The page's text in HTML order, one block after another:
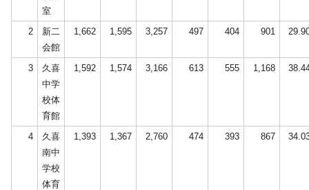
室
2
新二
会館
1,662 1,595 3,257 497 404 901
3
久喜
中学
校体
育館
1,592 1,574 3,166 613 555 1,168
4
久喜
南中
学校
体育
1,393 1,367 2,760 474 393 867